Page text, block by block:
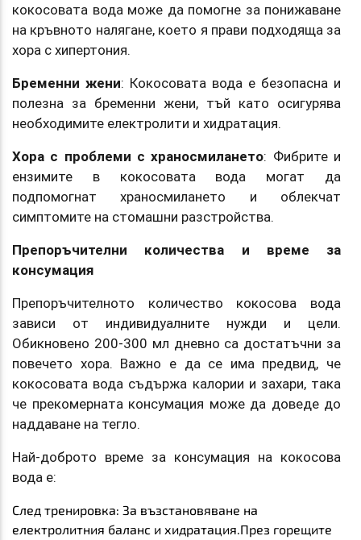
кокосовата вода може да помогне за понижаване
на кръвното налягане, което я прави подходяща за
хора с хипертония.
Бременни жени: Кокосовата вода е безопасна и
полезна за бременни жени, тъй като осигурява
необходимите електролити и хидратация.
Хора с проблеми с храносмилането: Фибрите и
ензимите в кокосовата вода могат да
подпомогнат храносмилането и облекчат
симптомите на стомашни разстройства.
Препоръчителни количества и време за
консумация
Препоръчителното количество кокосова вода
зависи от индивидуалните нужди и цели.
Обикновено 200-300 мл дневно са достатъчни за
повечето хора. Важно е да се има предвид, че
кокосовата вода съдържа калории и захари, така
че прекомерната консумация може да доведе до
наддаване на тегло.
Най-доброто време за консумация на кокосова
вода е:
След тренировка: За възстановяване на
електролитния баланс и хидратация.През горещите